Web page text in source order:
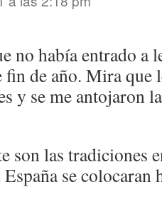
no había entrado a
fin de año. Mira que
y se me antojaron
son las tradiciones
se colocaran